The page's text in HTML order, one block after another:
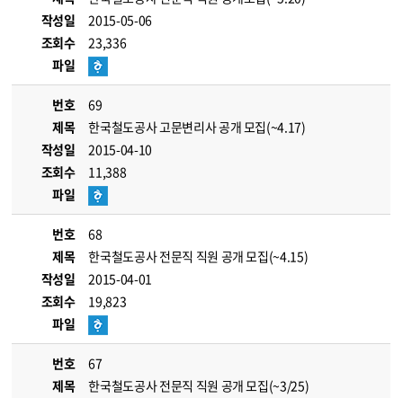
작성일
2015-05-06
조회수
23,336
파일
번호
69
제목
한국철도공사 고문변리사 공개 모집(~4.17)
작성일
2015-04-10
조회수
11,388
파일
번호
68
제목
한국철도공사 전문직 직원 공개 모집(~4.15)
작성일
2015-04-01
조회수
19,823
파일
번호
67
제목
한국철도공사 전문직 직원 공개 모집(~3/25)